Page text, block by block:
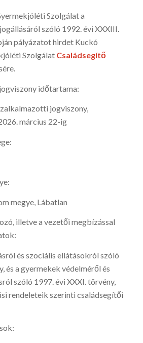
Szolgálat a
szóló 1992. évi XXXIII.
pályázatot hirdet Kuckó
SzolgálatCsaládsegítő
időtartama:
jogviszony,
március 22-ig
megye, Lábatlan
illetve a vezetői megbízással
és szociális ellátásokról szóló
és a gyermekek védelméről és
szóló 1997. évi XXXI. törvény,
rendeleteik szerinti családsegítői